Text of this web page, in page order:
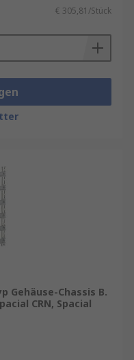
€ 305,81/Stück
Gehäuse-Chassis B.
CRN, Spacial